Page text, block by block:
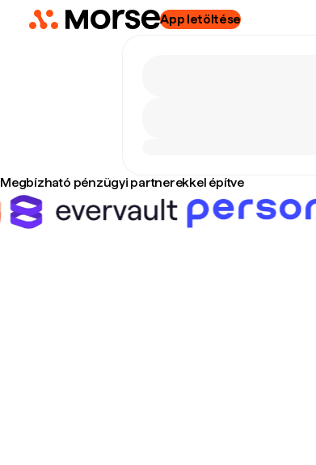
App letöltése
Megbízható pénzügyi partnerekkel építve